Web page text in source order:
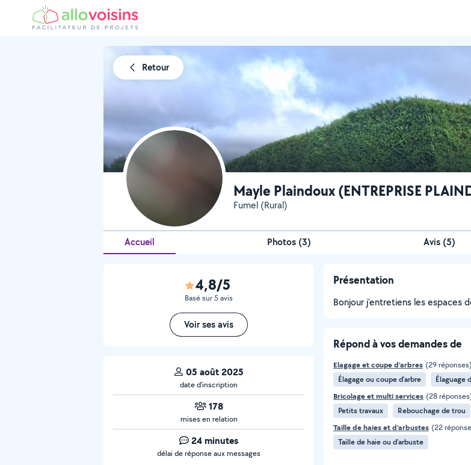
Retour
Mayle Plaindoux (ENTREPRISE
Fumel (Rural)
Accueil Photos (3) Avis (5)
4,8/5
Basé sur 5 avis
Voir ses avis
05 août 2025
date d’inscription
178
mises en relation
24 minutes
délai de réponse aux messages
Présentation
Bonjour j'entretiens les espaces
Répond à vos demandes de
Elagage et coupe d'arbres (29 réponses)
Élagage ou coupe d'arbre
Élaguage
Bricolage et multi services (28
Petits travaux
Rebouchage de trou
Taille de haies et d'arbustes (22
Taille de haie ou d'arbuste